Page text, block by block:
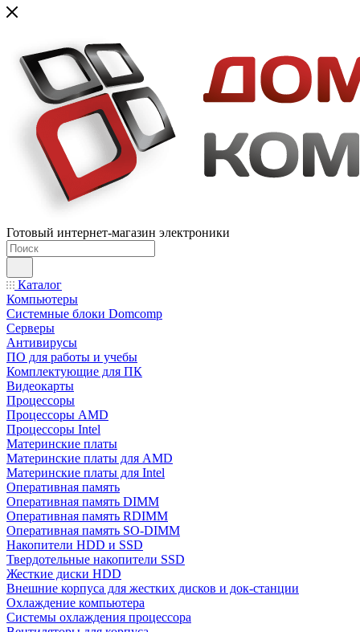
Готовый интернет-магазин электроники
Каталог
Компьютеры
Системные блоки Domcomp
Серверы
Антивирусы
ПО для работы и учебы
Комплектующие для ПК
Видеокарты
Процессоры
Процессоры AMD
Процессоры Intel
Материнские платы
Материнские платы для AMD
Материнские платы для Intel
Оперативная память
Оперативная память DIMM
Оперативная память RDIMM
Оперативная память SO-DIMM
Накопители HDD и SSD
Твердотельные накопители SSD
Жесткие диски HDD
Внешние корпуса для жестких дисков и док-станции
Охлаждение компьютера
Системы охлаждения процессора